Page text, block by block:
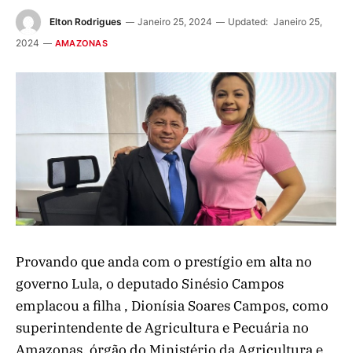
Elton Rodrigues Janeiro 25, 2024 Updated: Janeiro 25,
2024
AMAZONAS
Provando que anda com o prestígio em alta no
governo Lula, o deputado Sinésio Campos
emplacou a filha , Dionísia Soares Campos, como
superintendente de Agricultura e Pecuária no